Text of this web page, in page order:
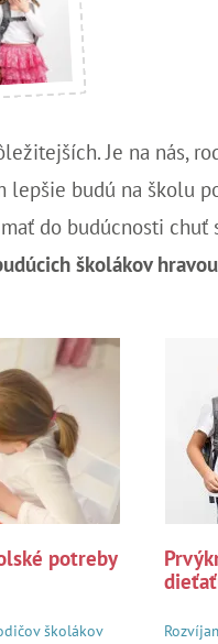
Je na nás,
budú na školu
do budúcnosti chuť
školákov
potreby
školákov